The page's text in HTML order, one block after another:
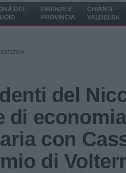
DEL
FIRENZE E
PROVINCIA
CHIANTI
VALDELSA
del
di economia
con
di